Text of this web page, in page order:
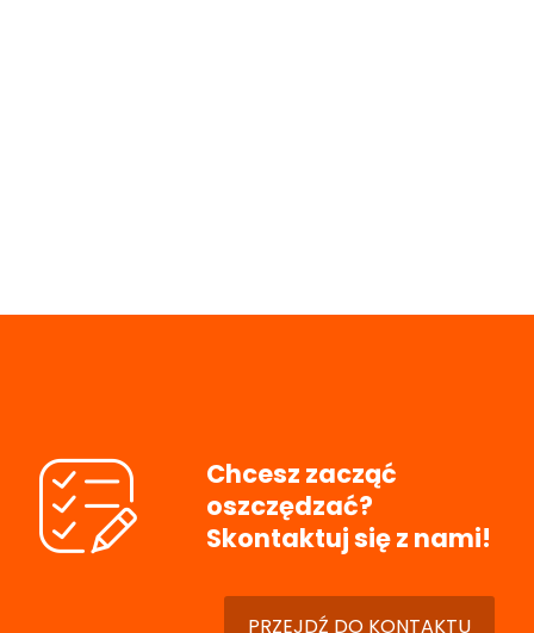
Chcesz zacząć
oszczędzać?
Skontaktuj się z nami!
PRZEJDŹ DO KONTAKTU